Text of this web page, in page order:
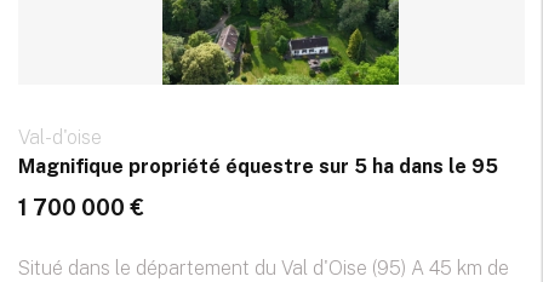
Val-d'oise
Magnifique propriété équestre sur 5 ha dans le 95
1 700 000 €
Situé dans le département du Val d'Oise (95) A 45 km de